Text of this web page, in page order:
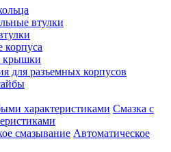
втулки
корпуса
крышки
для разъемных корпусов
Смазка с
Автоматическое